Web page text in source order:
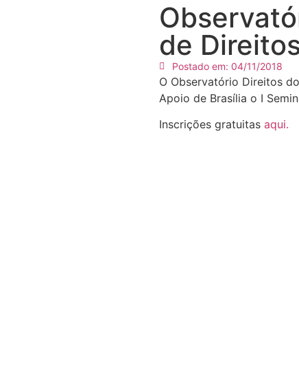
de
Postado em: 04/11/2018
O Observatório Direitos
Apoio de Brasília o I
Inscrições gratuitas aqui.